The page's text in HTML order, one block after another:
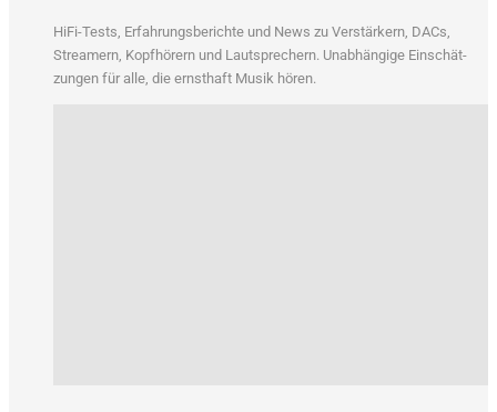
HiFi-Tests, Erfah­rungs­be­rich­te und News zu Ver­stär­kern, DACs,
Strea­mern, Kopf­hö­rern und Laut­spre­chern. Unab­hän­gi­ge Ein­schät­
zun­gen für alle, die ernst­haft Musik hören.